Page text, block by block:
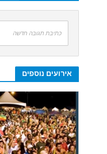
כתיבת תגובה חדשה
אירועים נוספים